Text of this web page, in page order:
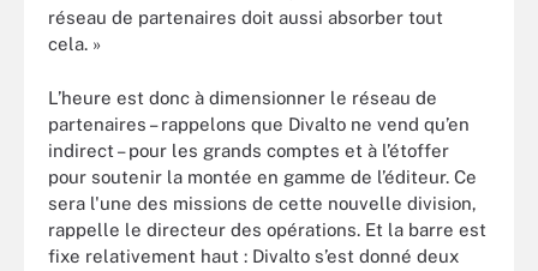
réseau de partenaires doit aussi absorber tout
cela. »
L’heure est donc à dimensionner le réseau de
partenaires – rappelons que Divalto ne vend qu’en
indirect – pour les grands comptes et à l’étoffer
pour soutenir la montée en gamme de l’éditeur. Ce
sera l'une des missions de cette nouvelle division,
rappelle le directeur des opérations. Et la barre est
fixe relativement haut : Divalto s’est donné deux